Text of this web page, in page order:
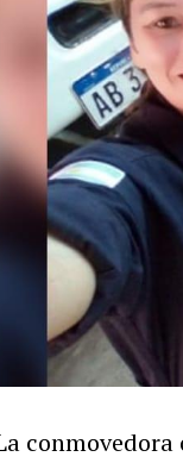
conmovedora